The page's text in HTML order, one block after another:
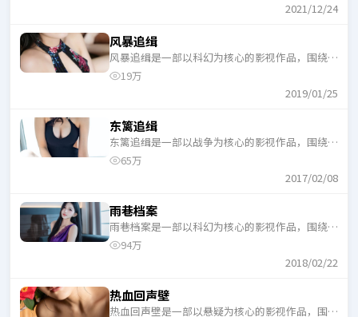
2021/12/24
风暴追缉
风暴追缉是一部以科幻为核心的影视作品，围绕危
机、反转与人物成长展开，整体节奏紧凑，适合一
19万
2019/01/25
东篱追缉
东篱追缉是一部以战争为核心的影视作品，围绕危
机、反转与人物成长展开，整体节奏紧凑，适合一
65万
2017/02/08
雨巷档案
雨巷档案是一部以科幻为核心的影视作品，围绕危
机、反转与人物成长展开，整体节奏紧凑，适合一
94万
2018/02/22
热血回声壁
热血回声壁是一部以悬疑为核心的影视作品，围绕